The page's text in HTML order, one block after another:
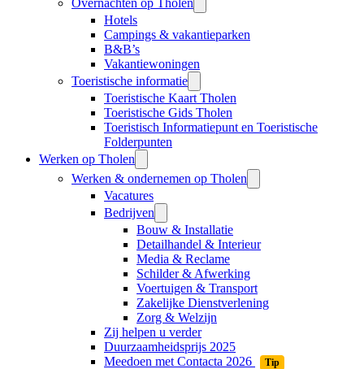
Hotels
Campings & vakantieparken
B&B’s
Vakantiewoningen
Toeristische informatie
Toeristische Kaart Tholen
Toeristische Gids Tholen
Toeristisch Informatiepunt en Toeristische
Folderpunten
Werken op Tholen
Werken & ondernemen op Tholen
Vacatures
Bedrijven
Bouw & Installatie
Detailhandel & Interieur
Media & Reclame
Schilder & Afwerking
Voertuigen & Transport
Zakelijke Dienstverlening
Zorg & Welzijn
Zij helpen u verder
Duurzaamheidsprijs 2025
Meedoen met Contacta 2026
Tip